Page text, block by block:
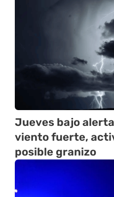
Jueves bajo
viento fuerte,
posible granizo